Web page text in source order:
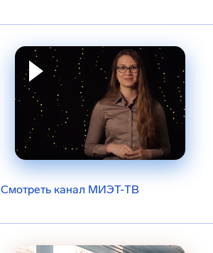
Смотреть канал МИЭТ-ТВ